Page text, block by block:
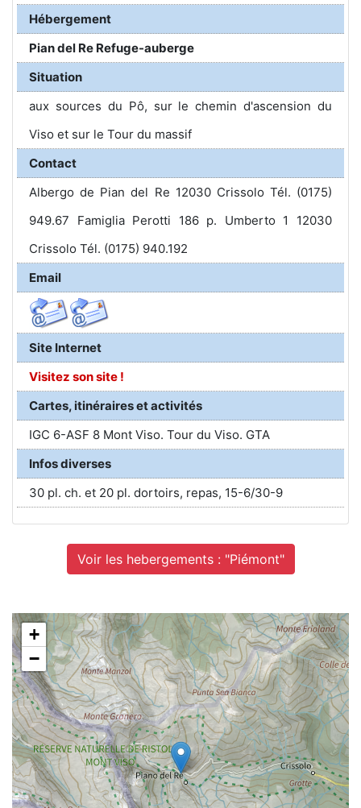
Hébergement
Pian del Re Refuge-auberge
Situation
aux sources du Pô, sur le chemin d'ascension du
Viso et sur le Tour du massif
Contact
Albergo de Pian del Re 12030 Crissolo Tél. (0175)
949.67 Famiglia Perotti 186 p. Umberto 1 12030
Crissolo Tél. (0175) 940.192
Email
Site Internet
Visitez son site !
Cartes, itinéraires et activités
IGC 6-ASF 8 Mont Viso. Tour du Viso. GTA
Infos diverses
30 pl. ch. et 20 pl. dortoirs, repas, 15-6/30-9
Voir les hebergements : "Piémont"
+
−